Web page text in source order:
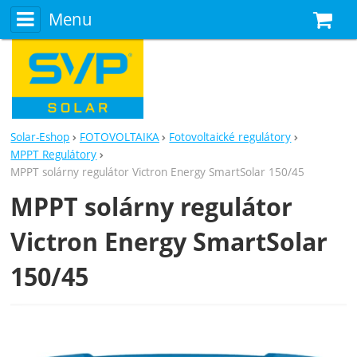
Menu
Solar-Eshop FOTOVOLTAIKA
Fotovoltaické regulátory
MPPT Regulátory
MPPT solárny regulátor Victron Energy SmartSolar 150/45
MPPT solárny regulátor
Victron Energy SmartSolar
150/45